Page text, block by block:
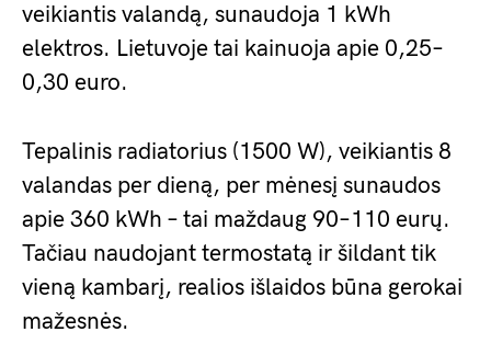
veikiantis valandą, sunaudoja 1 kWh
elektros. Lietuvoje tai kainuoja apie 0,25–
0,30 euro.
Tepalinis radiatorius (1500 W), veikiantis 8
valandas per dieną, per mėnesį sunaudos
apie 360 kWh – tai maždaug 90–110 eurų.
Tačiau naudojant termostatą ir šildant tik
vieną kambarį, realios išlaidos būna gerokai
mažesnės.